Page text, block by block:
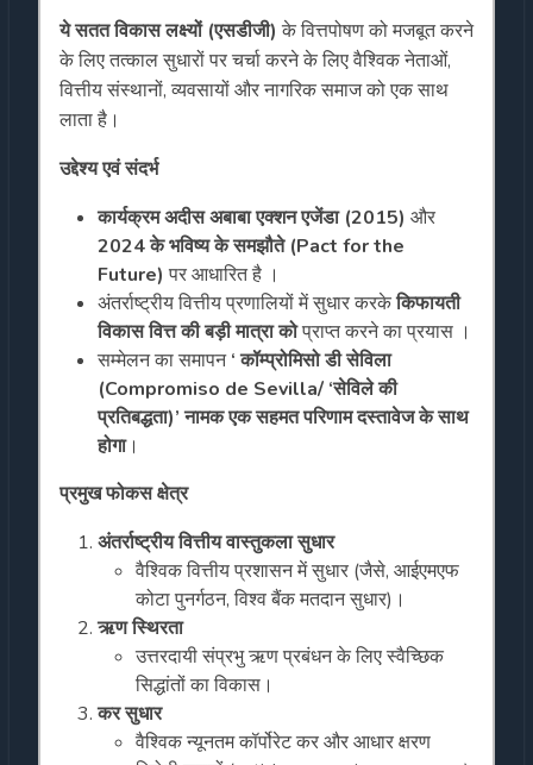
ये सतत विकास लक्ष्यों (एसडीजी)के वित्तपोषण को मजबूत करने
के लिए तत्काल सुधारों पर चर्चा करने के लिए वैश्विक नेताओं,
वित्तीय संस्थानों, व्यवसायों और नागरिक समाज को एक साथ
लाता है।
उद्देश्य एवं संदर्भ
कार्यक्रम अदीस अबाबा एक्शन एजेंडा (2015) और
2024 के भविष्य के समझौते (Pact for the
Future)पर आधारित है ।
अंतर्राष्ट्रीय वित्तीय प्रणालियों में सुधार करकेकिफायती
विकास वित्त की बड़ी मात्रा कोप्राप्त करने का प्रयास ।
सम्मेलन का समापन‘ कॉम्प्रोमिसो डी सेविला
(Compromiso de Sevilla/ ‘सेविले की
प्रतिबद्धता)’ नामक एक सहमत परिणाम दस्तावेज के साथ
होगा।
प्रमुख फोकस क्षेत्र
अंतर्राष्ट्रीय वित्तीय वास्तुकला सुधार
वैश्विक वित्तीय प्रशासन में सुधार (जैसे, आईएमएफ
कोटा पुनर्गठन, विश्व बैंक मतदान सुधार)।
ऋण स्थिरता
उत्तरदायी संप्रभु ऋण प्रबंधन के लिए स्वैच्छिक
सिद्धांतों का विकास।
कर सुधार
वैश्विक न्यूनतम कॉर्पोरेट कर और आधार क्षरण